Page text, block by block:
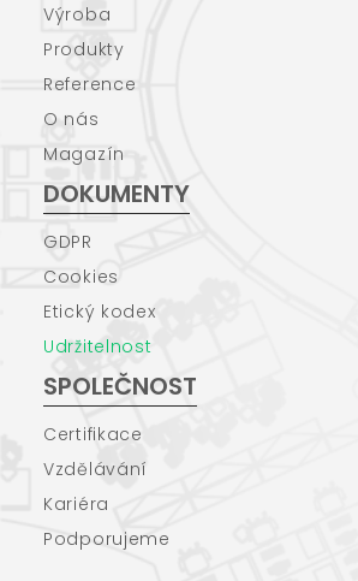
Výroba
Produkty
Reference
O nás
Magazín
DOKUMENTY
GDPR
Cookies
Etický kodex
Udržitelnost
SPOLEČNOST
Certifikace
Vzdělávání
Kariéra
Podporujeme